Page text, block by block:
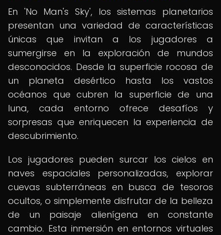
En 'No Man's Sky', los sistemas planetarios
presentan una variedad de características
únicas que invitan a los jugadores a
sumergirse en la exploración de mundos
desconocidos. Desde la superficie rocosa de
un planeta desértico hasta los vastos
océanos que cubren la superficie de una
luna, cada entorno ofrece desafíos y
sorpresas que enriquecen la experiencia de
descubrimiento.
Los jugadores pueden surcar los cielos en
naves espaciales personalizadas, explorar
cuevas subterráneas en busca de tesoros
ocultos, o simplemente disfrutar de la belleza
de un paisaje alienígena en constante
cambio. Esta inmersión en entornos virtuales